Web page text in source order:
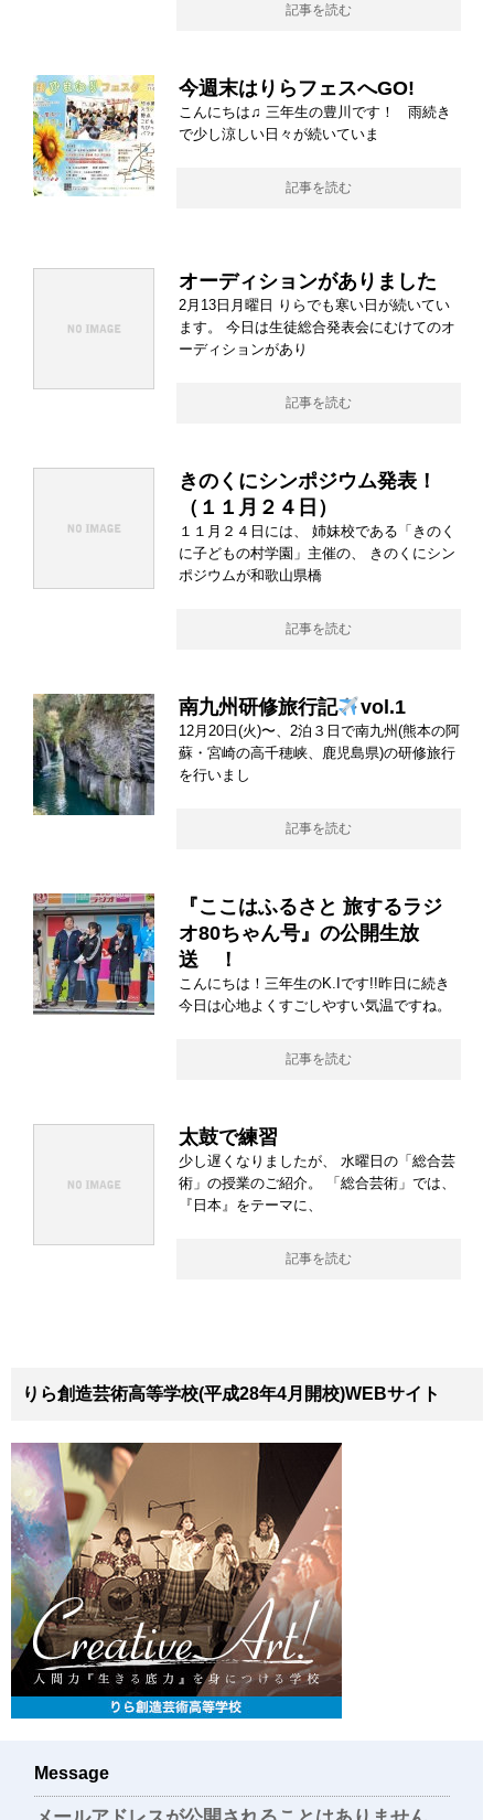
記事を読む
今週末はりらフェスへGO!
こんにちは♫ 三年生の豊川です！ 雨続き
で少し涼しい日々が続いていま
記事を読む
オーディションがありました
2月13日月曜日 りらでも寒い日が続いてい
ます。 今日は生徒総合発表会にむけてのオ
ーディションがあり
記事を読む
きのくにシンポジウム発表！
（１１月２４日）
１１月２４日には、 姉妹校である「きのく
に子どもの村学園」主催の、 きのくにシン
ポジウムが和歌山県橋
記事を読む
南九州研修旅行記 vol.1
12月20日(火)〜、2泊３日で南九州(熊本の阿
蘇・宮崎の高千穂峡、鹿児島県)の研修旅行
を行いまし
記事を読む
『ここはふるさと 旅するラジ
オ80ちゃん号』の公開生放
送 ！
こんにちは！三年生のK.Iです!!昨日に続き
今日は心地よくすごしやすい気温ですね。
記事を読む
太鼓で練習
少し遅くなりましたが、 水曜日の「総合芸
術」の授業のご紹介。 「総合芸術」では、
『日本』をテーマに、
記事を読む
りら創造芸術高等学校(平成28年4月開校)WEBサイト
Message